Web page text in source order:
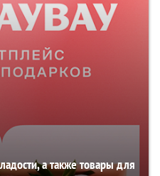
а также товары для